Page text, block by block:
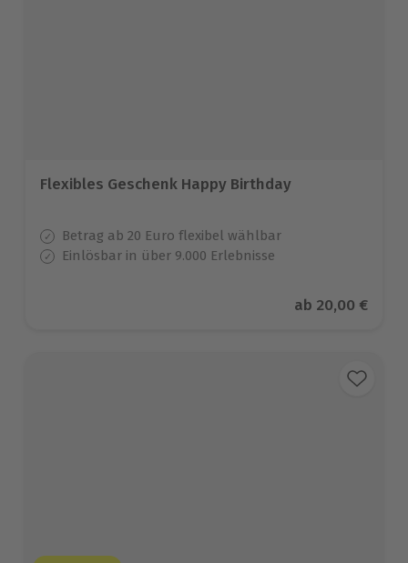
Flexibles Geschenk Happy Birthday
Betrag ab 20 Euro flexibel wählbar
Einlösbar in über 9.000 Erlebnisse
Aktueller Preis
ab 20,00 €